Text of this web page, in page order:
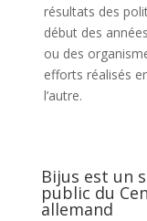
résultats des
début des
ou des
efforts réalisés
l’autre.
Bijus est un
public du
allemand